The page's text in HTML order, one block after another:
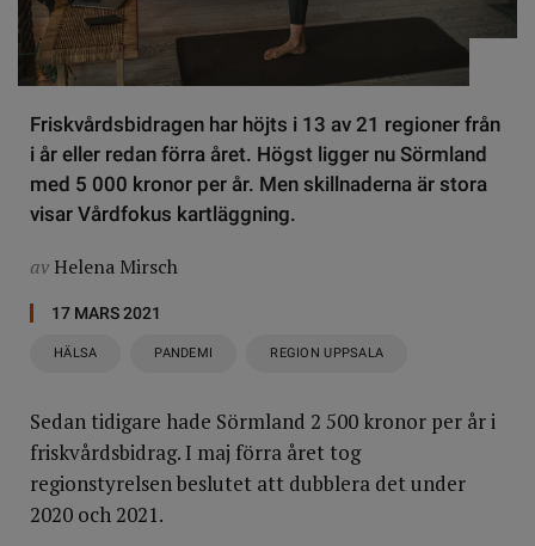
Friskvårdsbidragen har höjts i 13 av 21 regioner från
i år eller redan förra året. Högst ligger nu Sörmland
med 5 000 kronor per år. Men skillnaderna är stora
visar Vårdfokus kartläggning.
av Helena Mirsch
17 MARS 2021
HÄLSA PANDEMI REGION UPPSALA
Sedan tidigare hade Sörmland 2 500 kronor per år i
friskvårdsbidrag. I maj förra året tog
regionstyrelsen beslutet att dubblera det under
2020 och 2021.